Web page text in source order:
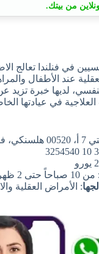
من بيتك.
في فنلندا تعالج
عند الأطفال
في عيادتها
فنلندا
: من 10 صباحاً حتى 2 ظهراً
: الأمراض العقلية